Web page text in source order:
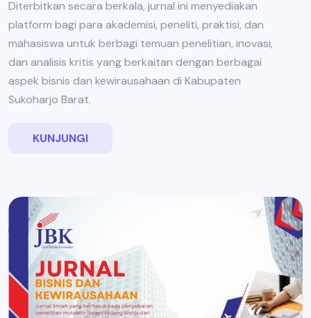
Diterbitkan secara berkala, jurnal ini menyediakan
platform bagi para akademisi, peneliti, praktisi, dan
mahasiswa untuk berbagi temuan penelitian, inovasi,
dan analisis kritis yang berkaitan dengan berbagai
aspek bisnis dan kewirausahaan di Kabupaten
Sukoharjo Barat.
KUNJUNGI